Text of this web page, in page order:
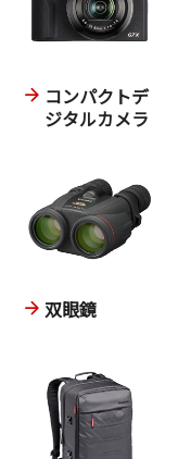
コンパクトデ
ジタルカメラ
双眼鏡